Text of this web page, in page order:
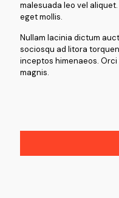
malesuada leo vel
eget mollis.
Nullam lacinia dictum
sociosqu ad litora
inceptos himenaeos.
magnis.